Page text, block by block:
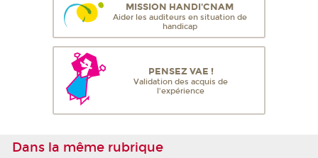
MISSION HANDI'CNAM
Aider les auditeurs en situation de
handicap
PENSEZ VAE !
Validation des acquis de
l'expérience
Dans la même rubrique